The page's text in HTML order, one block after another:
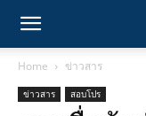
Home ข่าวสาร
ข่าวสาร สอบโปร